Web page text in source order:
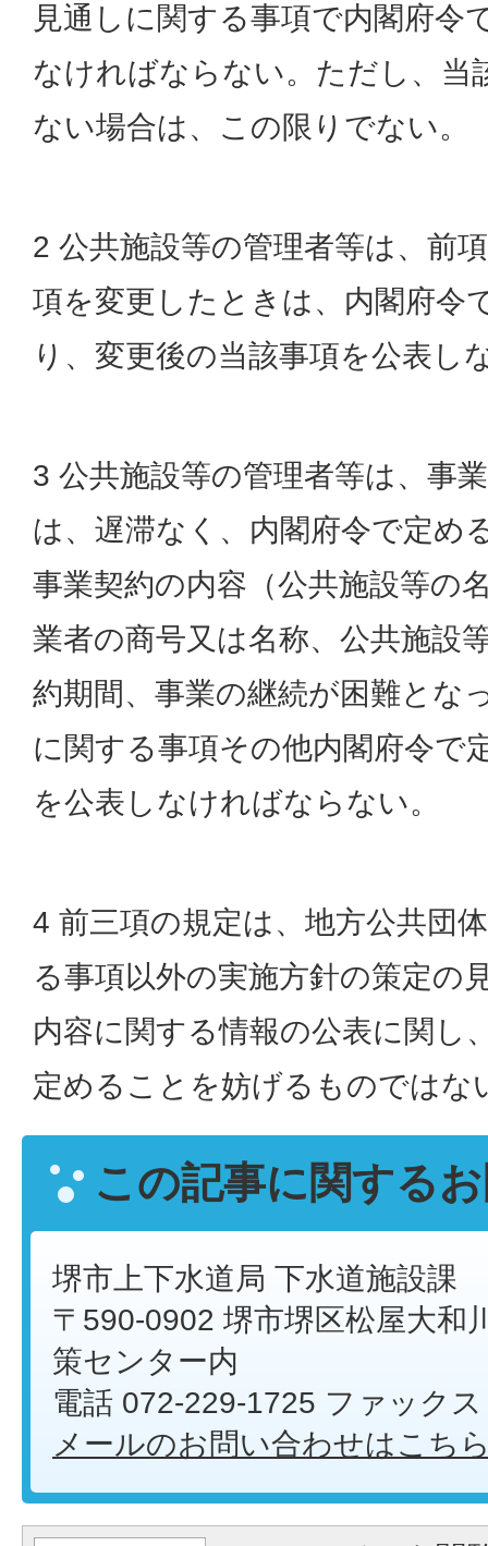
見通しに関する事項で内閣府令
なければならない。ただし、当
ない場合は、この限りでない。
2 公共施設等の管理者等は、前
項を変更したときは、内閣府令
り、変更後の当該事項を公表し
3 公共施設等の管理者等は、事
は、遅滞なく、内閣府令で定め
事業契約の内容（公共施設等の
業者の商号又は名称、公共施設
約期間、事業の継続が困難とな
に関する事項その他内閣府令で
を公表しなければならない。
4 前三項の規定は、地方公共団
る事項以外の実施方針の策定の
内容に関する情報の公表に関し
定めることを妨げるものではな
この記事に関する
堺市上下水道局 下水道施設課
〒590-0902 堺市堺区松屋大和
策センター内
電話 072-229-1725 ファック
メールのお問い合わせはこち